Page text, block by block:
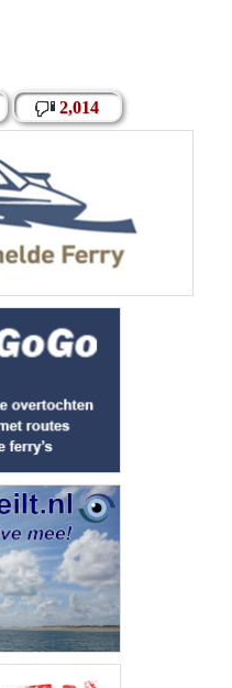
2,014